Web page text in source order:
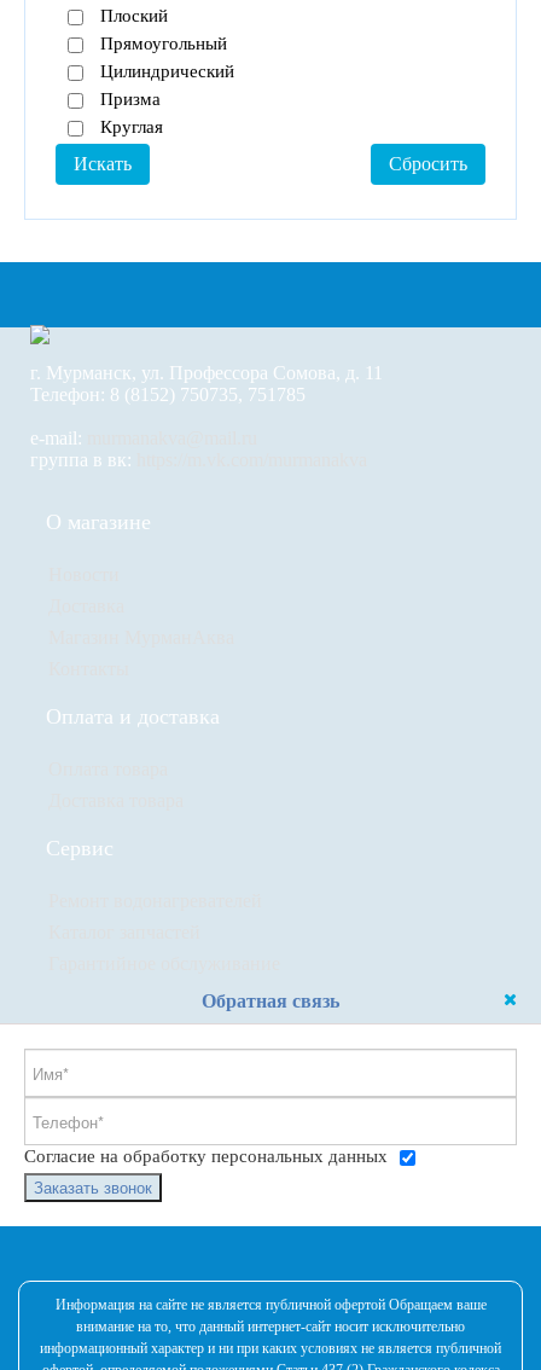
Плоский
Прямоугольный
Цилиндрический
Призма
Круглая
г. Мурманск, ул. Профессора Сомова, д. 11
Телефон: 8 (8152) 750735, 751785
e-mail:
группа в вк:
О магазине
Оплата и доставка
Сервис
Обратная связь
Согласие на обработку персональных данных
Заказать звонок
Информация на сайте не является публичной офертой Обращаем ваше
внимание на то, что данный интернет-сайт носит исключительно
информационный характер и ни при каких условиях не является публичной